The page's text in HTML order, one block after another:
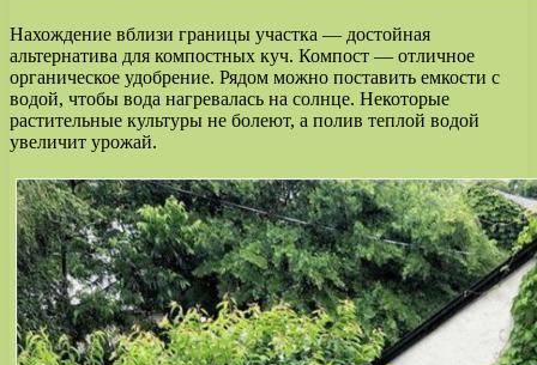
Нахождение вблизи границы участка — достойная
альтернатива для компостных куч. Компост — отличное
органическое удобрение. Рядом можно поставить емкости с
водой, чтобы вода нагревалась на солнце. Некоторые
растительные культуры не болеют, а полив теплой водой
увеличит урожай.